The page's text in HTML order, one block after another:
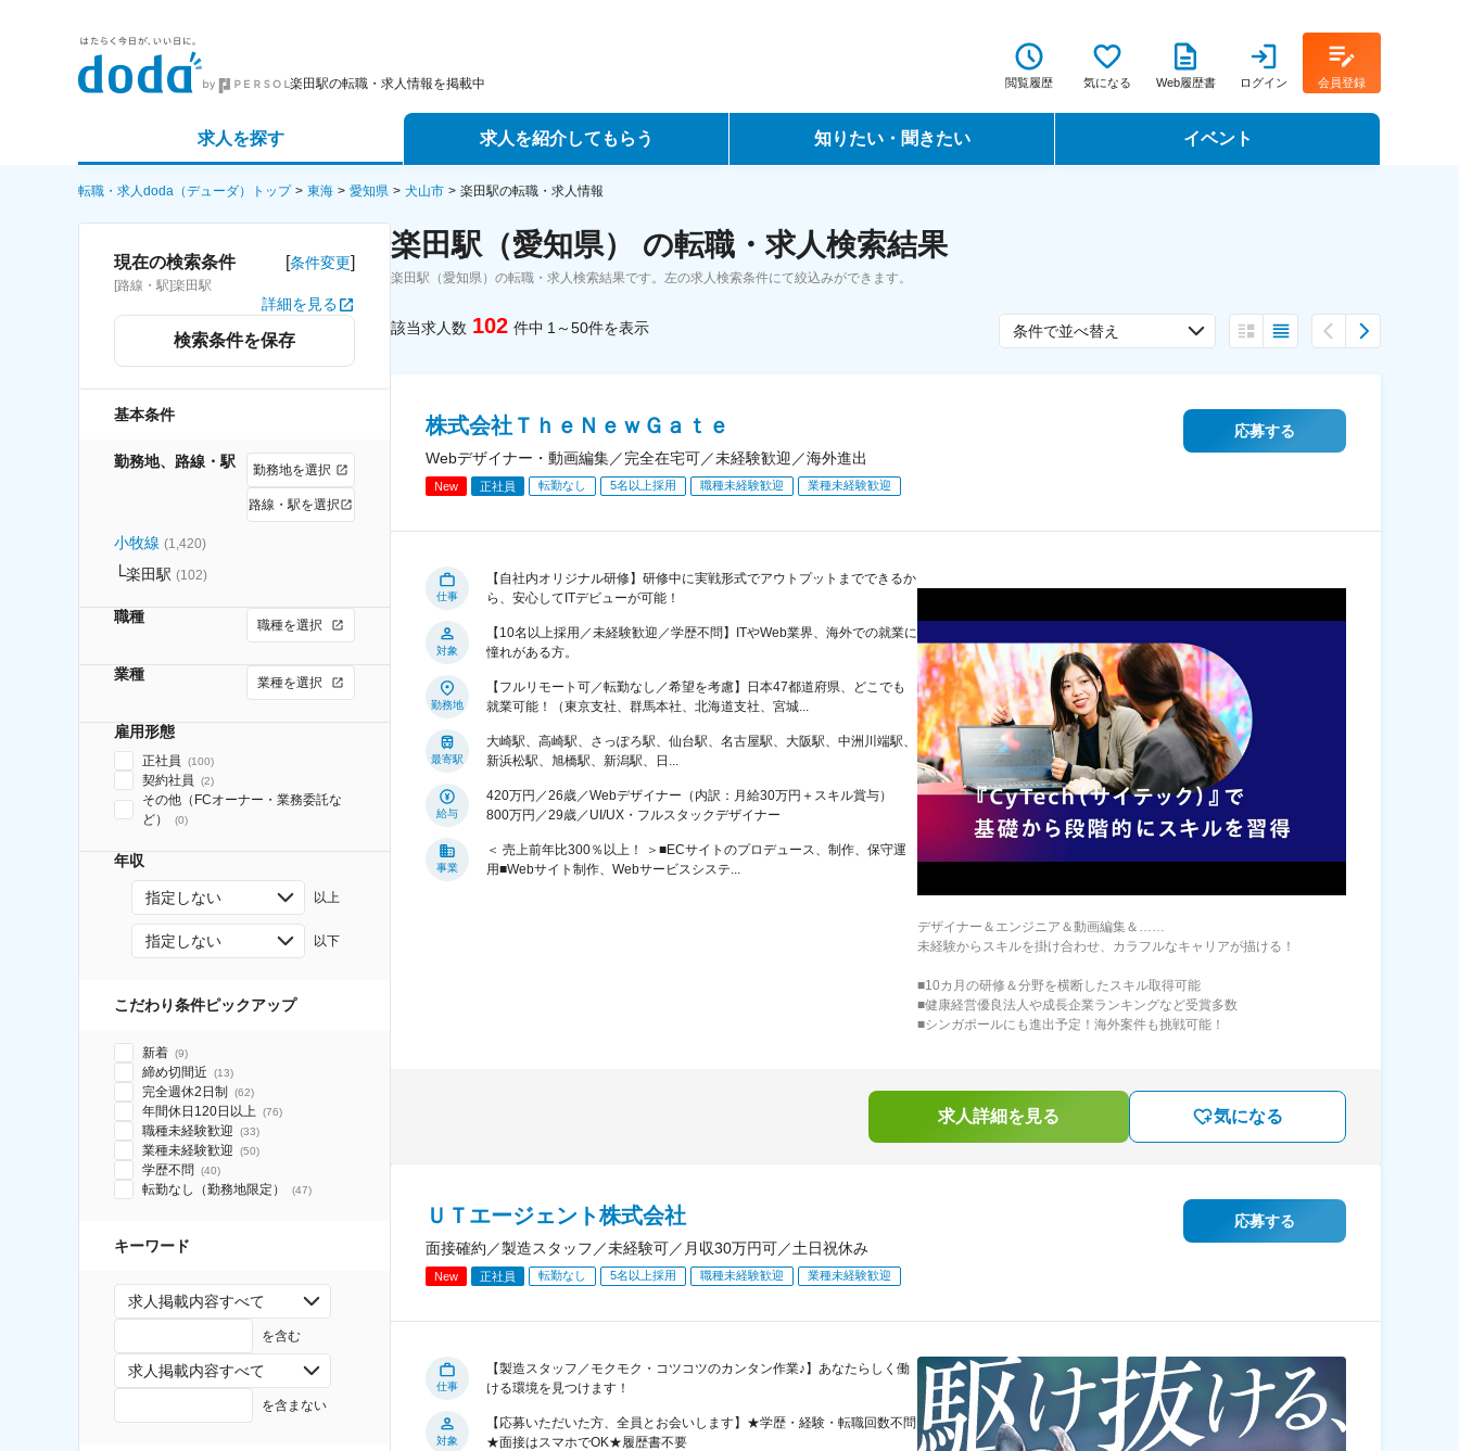
楽田駅の転職・求人情報を掲載中 閲覧履歴 気になる Web履歴書 ログイン 会員登録
求人を探す
詳細条件から探す
求人特集から探す
求人を紹介してもらう
エージェントサービス
スカウトサービス
知りたい・聞きたい
データで見る転職
イベント
転職・求人doda（デューダ）トップ 東海 愛知県 犬山市 楽田駅の転職・求人情報
現在の検索条件 [条件変更]
[路線・駅]楽田駅
詳細を見る
検索条件を保存
基本条件
勤務地、路線・駅 勤務地を選択
路線・駅を選択
小牧線 (1,420)
楽田駅 (102)
職種 職種を選択
業種 業種を選択
雇用形態
正社員 (100)
契約社員 (2)
その他（FCオーナー・業務委託な
ど）
(0)
年収
指定しない 以上
指定しない 以下
こだわり条件ピックアップ
新着 (9)
締め切間近 (13)
完全週休2日制 (62)
年間休日120日以上 (76)
職種未経験歓迎 (33)
業種未経験歓迎 (50)
学歴不問 (40)
転勤なし（勤務地限定） (47)
キーワード
求人掲載内容すべて
を含む
求人掲載内容すべて
を含まない
楽田駅（愛知県） の転職・求人検索結果
楽田駅（愛知県）の転職・求人検索結果です。左の求人検索条件にて絞込みができます。
該当求人数 102 件中 1～50件を表示 条件で並べ替え
株式会社ＴｈｅＮｅｗＧａｔｅ
Webデザイナー・動画編集／完全在宅可／未経験歓迎／海外進出
New 正社員 転勤なし 5名以上採用 職種未経験歓迎 業種未経験歓迎
応募する
仕事
【自社内オリジナル研修】研修中に実戦形式でアウトプットまでできるか
ら、安心してITデビューが可能！
対象
【10名以上採用／未経験歓迎／学歴不問】ITやWeb業界、海外での就業に
憧れがある方。
勤務地
【フルリモート可／転勤なし／希望を考慮】日本47都道府県、どこでも
就業可能！（東京支社、群馬本社、北海道支社、宮城...
最寄駅
大崎駅、高崎駅、さっぽろ駅、仙台駅、名古屋駅、大阪駅、中洲川端駅、
新浜松駅、旭橋駅、新潟駅、日...
給与
420万円／26歳／Webデザイナー（内訳：月給30万円＋スキル賞与）
800万円／29歳／UI/UX・フルスタックデザイナー
事業
＜ 売上前年比300％以上！ ＞■ECサイトのプロデュース、制作、保守運
用■Webサイト制作、Webサービスシステ...
デザイナー＆エンジニア＆動画編集＆……
未経験からスキルを掛け合わせ、カラフルなキャリアが描ける！
■10カ月の研修＆分野を横断したスキル取得可能
■健康経営優良法人や成長企業ランキングなど受賞多数
■シンガポールにも進出予定！海外案件も挑戦可能！
求人詳細を見る 気になる
ＵＴエージェント株式会社
面接確約／製造スタッフ／未経験可／月収30万円可／土日祝休み
New 正社員 転勤なし 5名以上採用 職種未経験歓迎 業種未経験歓迎
応募する
仕事
【製造スタッフ／モクモク・コツコツのカンタン作業♪】あなたらしく働
ける環境を見つけます！
対象
【応募いただいた方、全員とお会いします】★学歴・経験・転職回数不問
★面接はスマホでOK★履歴書不要